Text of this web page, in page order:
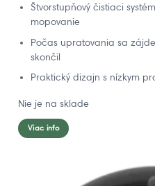
Štvorstupňový čistiaci
mopovanie
Počas upratovania sa
skončil
Praktický dizajn s nízkym
Nie je na sklade
Viac info